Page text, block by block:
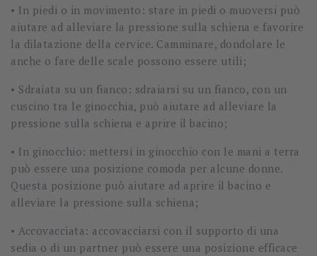
• In piedi o in movimento: stare in piedi o muoversi può
aiutare ad alleviare la pressione sulla schiena e favorire
la dilatazione della cervice. Camminare, dondolare le
anche o fare delle scale possono essere utili;
• Sdraiata su un fianco: sdraiarsi su un fianco, con un
cuscino tra le ginocchia, può aiutare ad alleviare la
pressione sulla schiena e aprire il bacino;
• In ginocchio: mettersi in ginocchio con le mani a terra
può essere una posizione comoda per alcune donne.
Questa posizione può aiutare ad aprire il bacino e
alleviare la pressione sulla schiena;
• Accovacciata: accovacciarsi con il supporto di una
sedia o di un partner può essere una posizione efficace